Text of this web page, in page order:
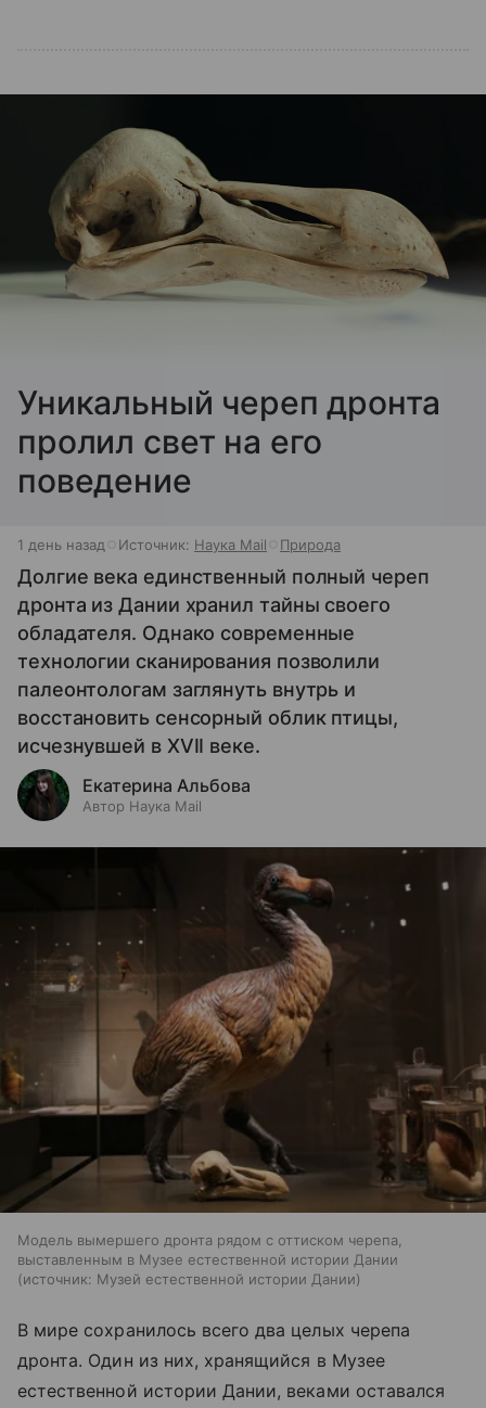
Уникальный череп дронта
пролил свет на его
поведение
1 день назад Источник: Наука Mail Природа
Долгие века единственный полный череп
дронта из Дании хранил тайны своего
обладателя. Однако современные
технологии сканирования позволили
палеонтологам заглянуть внутрь и
восстановить сенсорный облик птицы,
исчезнувшей в XVII веке.
Екатерина Альбова
Автор Наука Mail
Модель вымершего дронта рядом с оттиском черепа,
выставленным в Музее естественной истории Дании
источник: Музей естественной истории Дании
В мире сохранилось всего два целых черепа
дронта. Один из них, хранящийся в Музее
естественной истории Дании, веками оставался